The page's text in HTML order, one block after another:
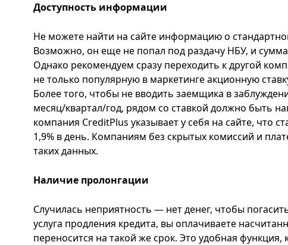
Доступность информации
Не можете найти на сайте информацию о
Возможно, он еще не попал под раздачу НБУ, и сумма
Однако рекомендуем сразу переходить к другой
не только популярную в маркетинге акционную
Более того, чтобы не вводить заемщика в
месяц/квартал/год, рядом со ставкой должно быть
компания CreditPlus указывает у себя на сайте, что
1,9% в день. Компаниям без скрытых комиссий и
таких данных.
Наличие пролонгации
Случилась неприятность — нет денег, чтобы
услуга продления кредита, вы оплачиваете
переносится на такой же срок. Это удобная функция,